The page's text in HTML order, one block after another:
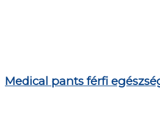
Medical pants férfi